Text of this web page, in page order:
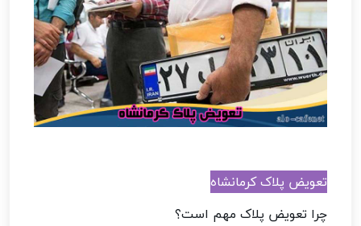
تعویض پلاک کرمانشاه
چرا تعویض پلاک مهم است؟